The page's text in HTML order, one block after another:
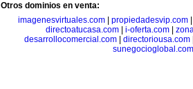
Otros dominios en venta:
imagenesvirtuales.com| propiedadesvip.com|
directoatucasa.com| i-oferta.com|
desarrollocomercial.com
directoriousa.com
sunegocioglobal.com